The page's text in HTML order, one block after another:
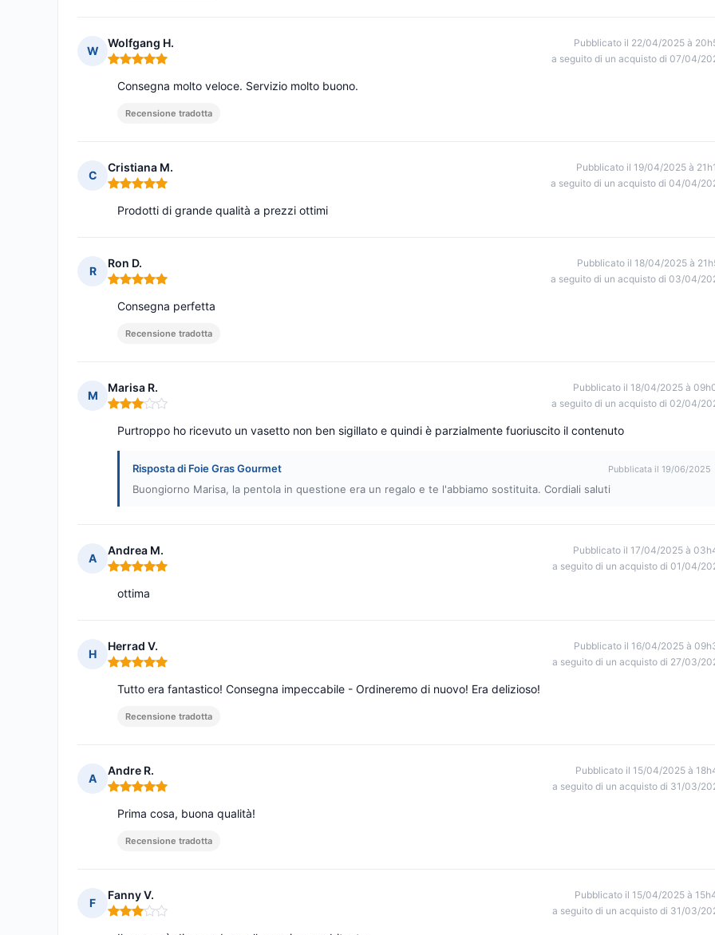
W
Wolfgang H.
Nota: 5 su 5
Pubblicato il 22/04/2025 à
a seguito di un acquisto di 07/04/
Consegna molto veloce. Servizio molto buono.
Recensione tradotta
C
Cristiana M.
Nota: 5 su 5
Pubblicato il 19/04/2025 à
a seguito di un acquisto di 04/04/
Prodotti di grande qualità a prezzi ottimi
R
Ron D.
Nota: 5 su 5
Pubblicato il 18/04/2025 à
a seguito di un acquisto di 03/04/
Consegna perfetta
Recensione tradotta
M
Marisa R.
Nota: 3 su 5
Pubblicato il 18/04/2025 à
a seguito di un acquisto di 02/04/
Purtroppo ho ricevuto un vasetto non ben sigillato e quindi è parzialmente fuoriuscito il contenuto
Risposta di Foie Gras Gourmet Pubblicata il 19/06/2025
Buongiorno Marisa, la pentola in questione era un regalo e te l'abbiamo sostituita. Cordiali saluti
A
Andrea M.
Nota: 5 su 5
Pubblicato il 17/04/2025 à
a seguito di un acquisto di 01/04/
ottima
H
Herrad V.
Nota: 5 su 5
Pubblicato il 16/04/2025 à
a seguito di un acquisto di 27/03/
Tutto era fantastico! Consegna impeccabile - Ordineremo di nuovo! Era delizioso!
Recensione tradotta
A
Andre R.
Nota: 5 su 5
Pubblicato il 15/04/2025 à
a seguito di un acquisto di 31/03/
Prima cosa, buona qualità!
Recensione tradotta
F
Fanny V.
Nota: 3 su 5
Pubblicato il 15/04/2025 à
a seguito di un acquisto di 31/03/